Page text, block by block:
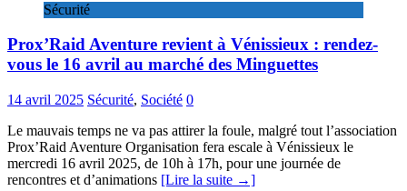
Sécurité
Prox’Raid Aventure revient à Vénissieux : rendez-
vous le 16 avril au marché des Minguettes
14 avril 2025 Sécurité, Société 0
Le mauvais temps ne va pas attirer la foule, malgré tout l’association
Prox’Raid Aventure Organisation fera escale à Vénissieux le
mercredi 16 avril 2025, de 10h à 17h, pour une journée de
rencontres et d’animations [Lire la suite →]